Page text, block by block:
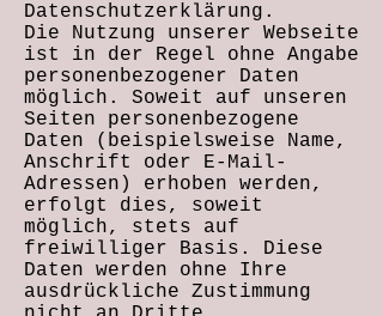
Datenschutzerklärung.
Die Nutzung unserer Webseite
ist in der Regel ohne Angabe
personenbezogener Daten
möglich. Soweit auf unseren
Seiten personenbezogene
Daten (beispielsweise Name,
Anschrift oder E-Mail-
Adressen) erhoben werden,
erfolgt dies, soweit
möglich, stets auf
freiwilliger Basis. Diese
Daten werden ohne Ihre
ausdrückliche Zustimmung